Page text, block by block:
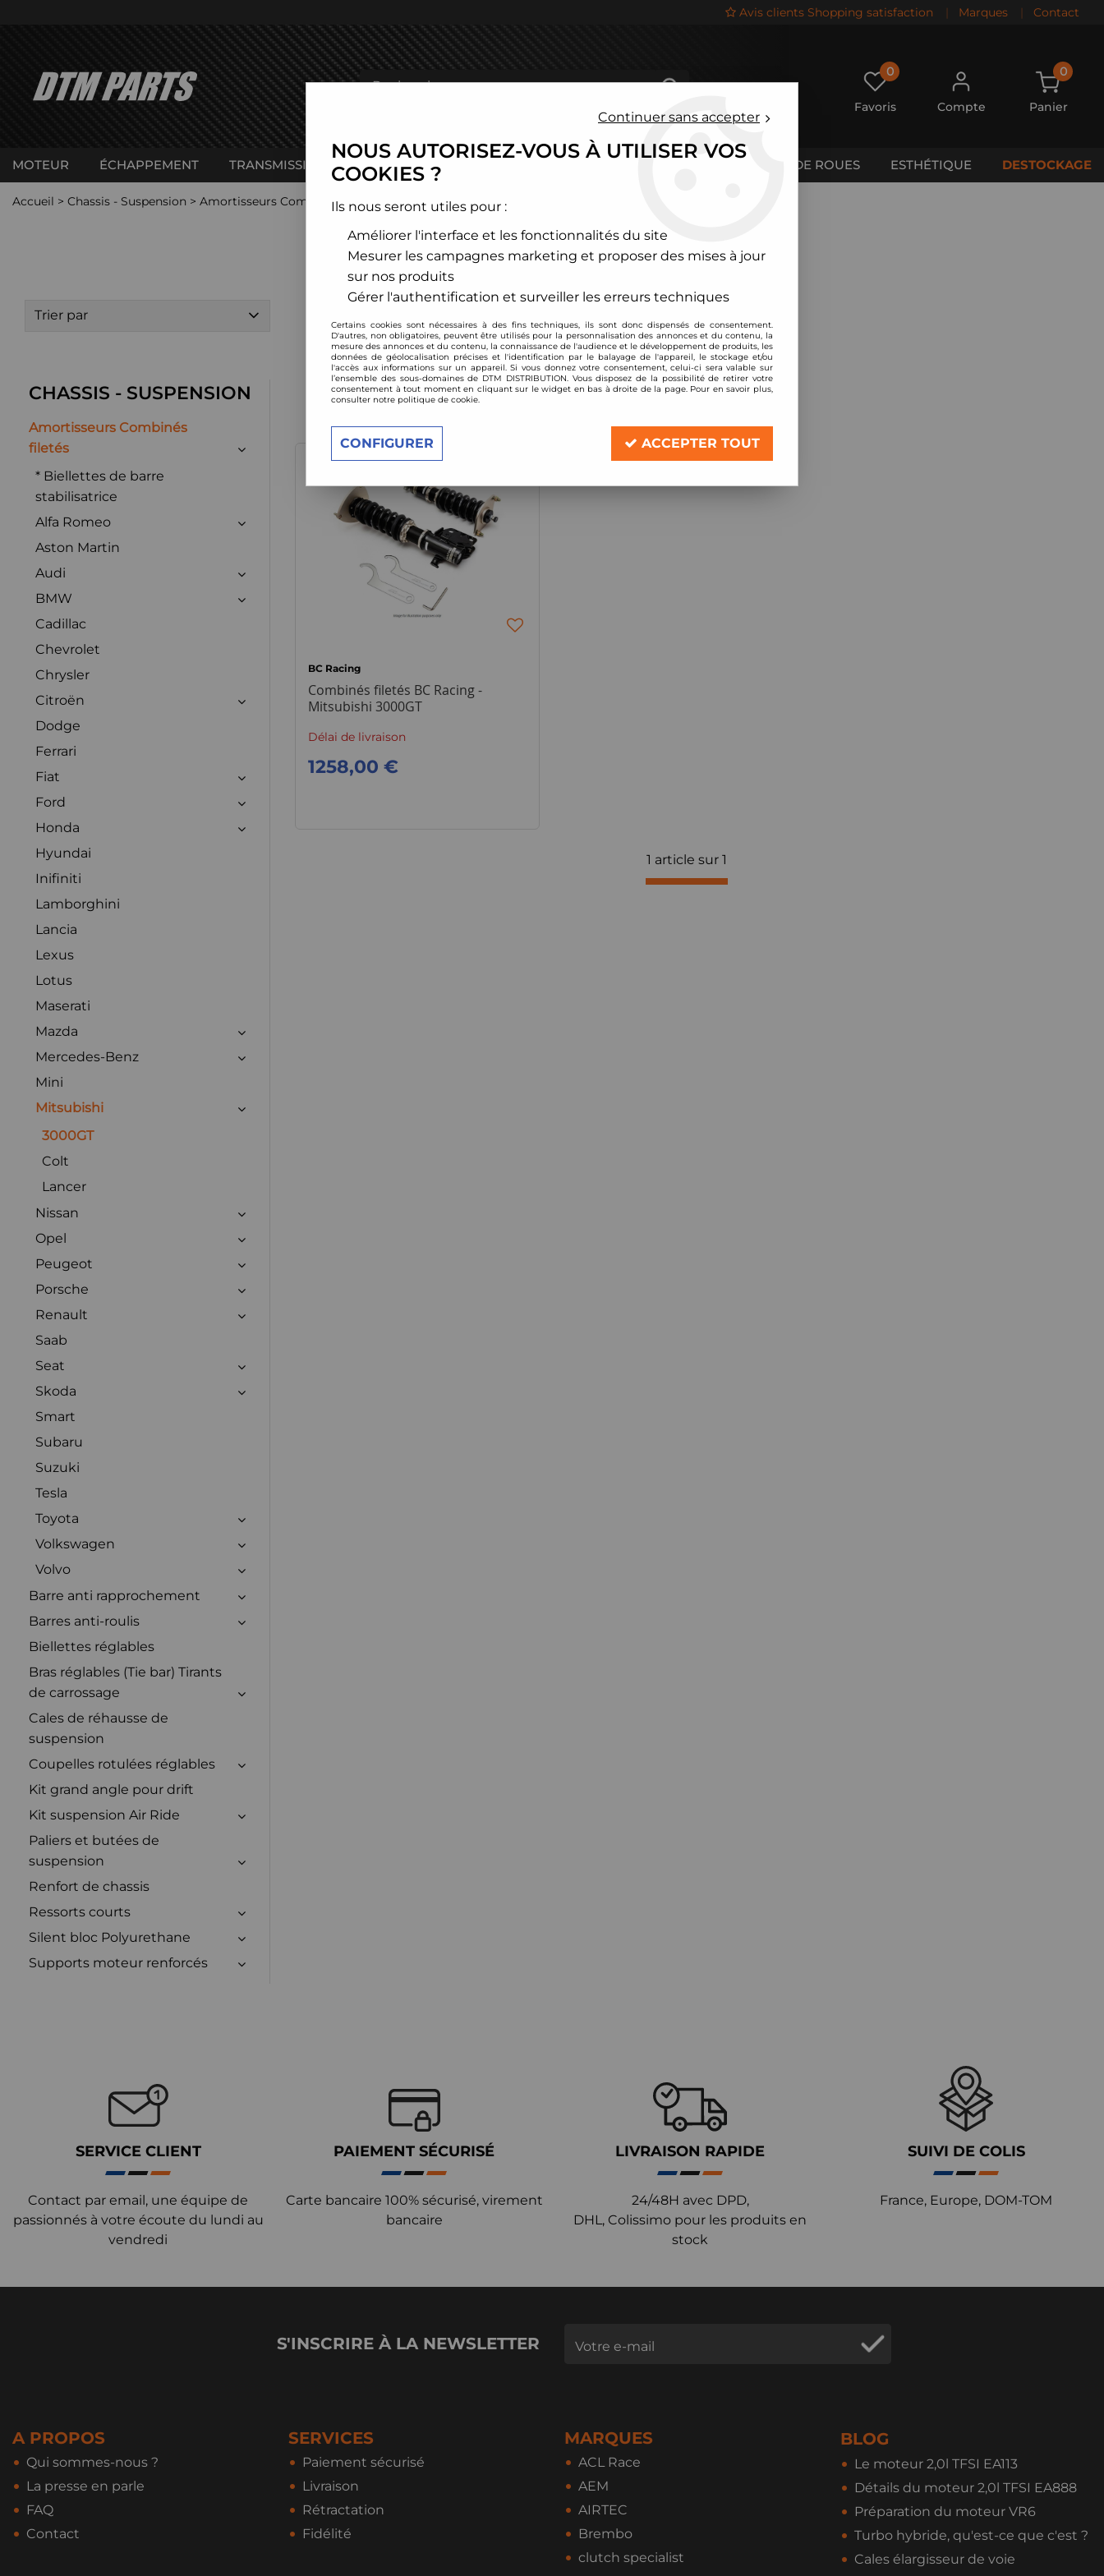
Avis clients Shopping satisfaction | Marques | Contact
0
Favoris Compte
0
Panier
MOTEUR ÉCHAPPEMENT TRANSMISSION CHÂSSIS CALES DE ROUES ESTHÉTIQUE DESTOCKAGE
Accueil > Chassis - Suspension > Amortisseurs Combinés filetés >Mitsubishi >3000GT
3000GT
Trier par
CHASSIS - SUSPENSION
Amortisseurs Combinés
filetés
* Biellettes de barre
stabilisatrice
Alfa Romeo
Aston Martin
Audi
BMW
Cadillac
Chevrolet
Chrysler
Citroën
Dodge
Ferrari
Fiat
Ford
Honda
Hyundai
Inifiniti
Lamborghini
Lancia
Lexus
Lotus
Maserati
Mazda
Mercedes-Benz
Mini
Mitsubishi
3000GT
Colt
Lancer
Nissan
Opel
Peugeot
Porsche
Renault
Saab
Seat
Skoda
Smart
Subaru
Suzuki
Tesla
Toyota
Volkswagen
Volvo
Barre anti rapprochement
Barres anti-roulis
Biellettes réglables
Bras réglables (Tie bar) Tirants
de carrossage
Cales de réhausse de
suspension
Coupelles rotulées réglables
Kit grand angle pour drift
Kit suspension Air Ride
Paliers et butées de
suspension
Renfort de chassis
Ressorts courts
Silent bloc Polyurethane
Supports moteur renforcés
1 article sur 1
BC Racing
Combinés filetés BC Racing -
Mitsubishi 3000GT
Délai de livraison
1258,00 €
1 article sur 1
SERVICE CLIENT
Contact par email, une équipe de
passionnés à votre écoute du lundi au
vendredi
PAIEMENT SÉCURISÉ
Carte bancaire 100% sécurisé, virement
bancaire
LIVRAISON RAPIDE
24/48H avec DPD,
DHL, Colissimo pour les produits en
stock
SUIVI DE COLIS
France, Europe, DOM-TOM
S'INSCRIRE À LA NEWSLETTER
A PROPOS
Qui sommes-nous ?
La presse en parle
FAQ
Contact
SERVICES
Paiement sécurisé
Livraison
Rétractation
Fidélité
MARQUES
ACL Race
AEM
AIRTEC
Brembo
clutch specialist
BLOG
Le moteur 2,0l TFSI EA113
Détails du moteur 2,0l TFSI EA888
Préparation du moteur VR6
Turbo hybride, qu'est-ce que c'est ?
Cales élargisseur de voie
Continuer sans accepter
NOUS AUTORISEZ-VOUS À UTILISER VOS
COOKIES ?
Ils nous seront utiles pour :
Améliorer l'interface et les fonctionnalités du site
Mesurer les campagnes marketing et proposer des mises à jour
sur nos produits
Gérer l'authentification et surveiller les erreurs techniques
Certains cookies sont nécessaires à des fins techniques, ils sont donc dispensés de consentement.
D'autres, non obligatoires, peuvent être utilisés pour la personnalisation des annonces et du contenu, la
mesure des annonces et du contenu, la connaissance de l'audience et le développement de produits, les
données de géolocalisation précises et l'identification par le balayage de l'appareil, le stockage et/ou
l'accès aux informations sur un appareil. Si vous donnez votre consentement, celui-ci sera valable sur
l’ensemble des sous-domaines de DTM DISTRIBUTION. Vous disposez de la possibilité de retirer votre
consentement à tout moment en cliquant sur le widget en bas à droite de la page. Pour en savoir plus,
consulter notre politique de cookie.
CONFIGURER ACCEPTER TOUT